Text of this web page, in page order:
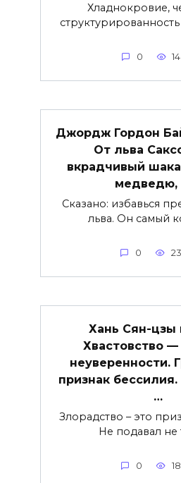
Хладнокровие,
0 14
Джордж Гордон
От льва
вкрадчивый
медведю,
Сказано: избавься
льва. Он самый
0 23
Хань Сян-цзы
Хвастовство —
неуверенности.
признак
…
Злорадство – это
Не подавал не
0 18